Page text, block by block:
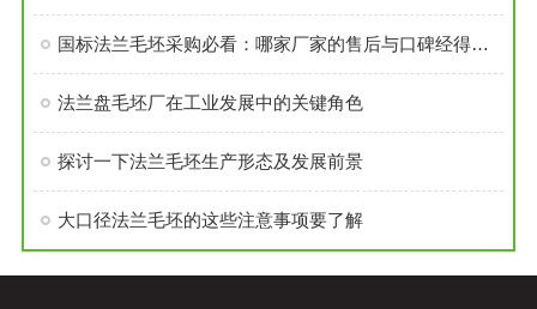
国标法兰毛坯采购必看：哪家厂家的售后与口碑经得起考验？
法兰盘毛坯厂在工业发展中的关键角色
探讨一下法兰毛坯生产形态及发展前景
大口径法兰毛坯的这些注意事项要了解